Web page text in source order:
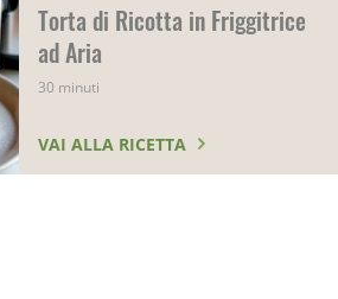
Torta di Ricotta in Friggitrice
ad Aria
30 minuti
VAI ALLA RICETTA